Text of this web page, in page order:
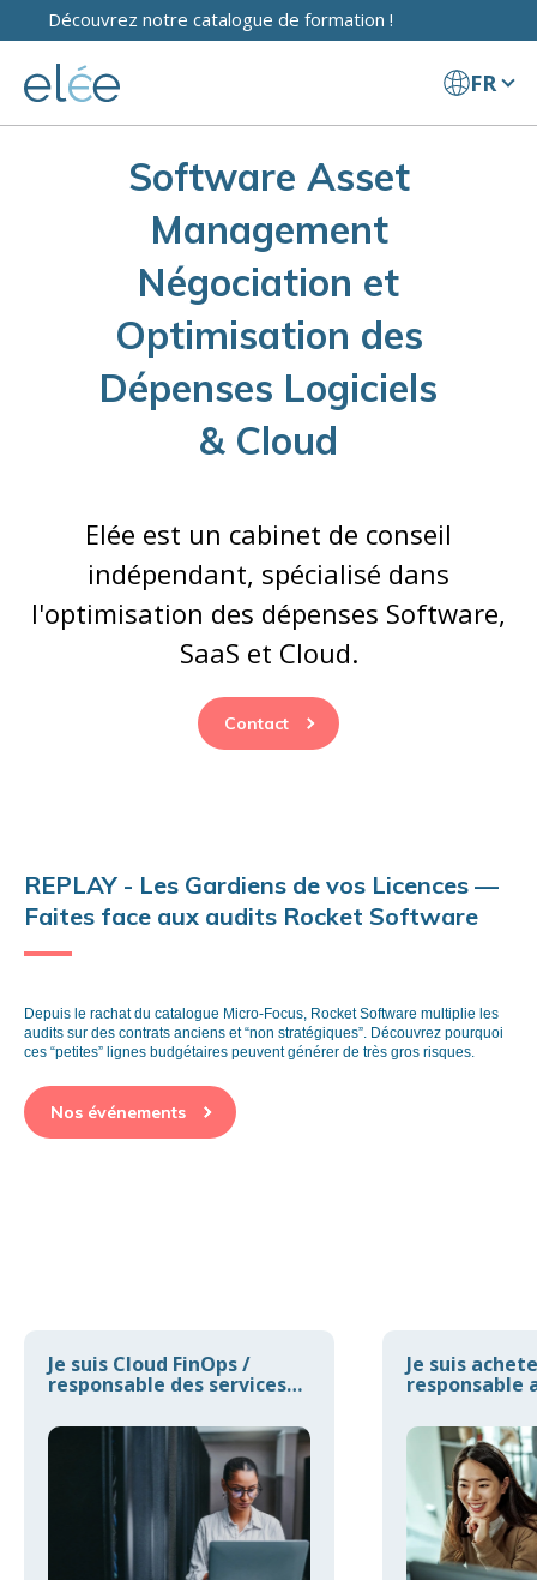
Découvrez notre catalogue de formation !
FR
Software Asset
Management
Négociation et
Optimisation des
Dépenses Logiciels
& Cloud
Elée est un cabinet de conseil
indépendant, spécialisé dans
l'optimisation des dépenses Software,
SaaS et Cloud.
Contact
REPLAY - Les Gardiens de vos Licences —
Faites face aux audits Rocket Software
Depuis le rachat du catalogue Micro-Focus, Rocket Software multiplie les
audits sur des contrats anciens et “non stratégiques”. Découvrez pourquoi
ces “petites” lignes budgétaires peuvent générer de très gros risques.
Nos événements
Je suis Cloud FinOps /
responsable des services
Je suis
responsable